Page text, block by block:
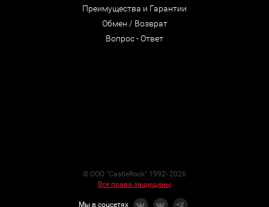
Преимущества и Гарантии
Обмен / Возврат
Вопрос - Ответ
© ООО "CastleRock" 1992- 2026
Все права защищены
Мы в соцсетях